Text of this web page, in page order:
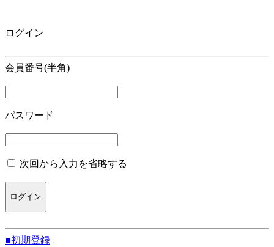
ログイン
会員番号(半角)
パスワード
次回から入力を省略する
■初期登録